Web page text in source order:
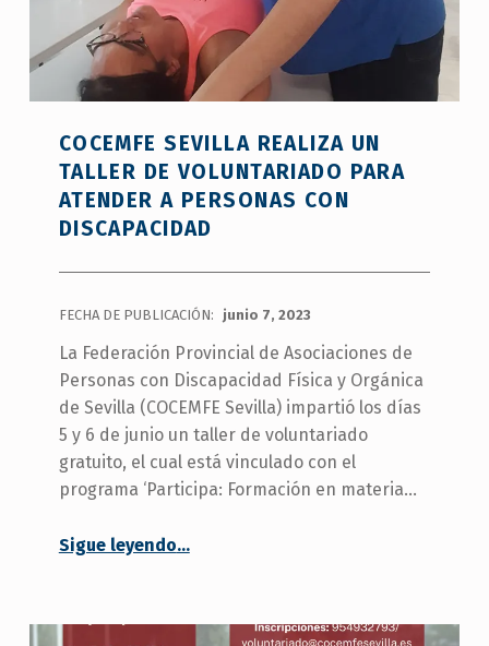
Sevilla
”
COCEMFE SEVILLA REALIZA UN
TALLER DE VOLUNTARIADO PARA
ATENDER A PERSONAS CON
DISCAPACIDAD
FECHA DE PUBLICACIÓN: junio 7, 2023
La Federación Provincial de Asociaciones de
Personas con Discapacidad Física y Orgánica
de Sevilla (COCEMFE Sevilla) impartió los días
5 y 6 de junio un taller de voluntariado
gratuito, el cual está vinculado con el
programa ‘Participa: Formación en materia…
Sigue leyendo“COCEMFE Sevilla realiza un Taller de Voluntariado para Atender a Personas con Discapacidad”
…